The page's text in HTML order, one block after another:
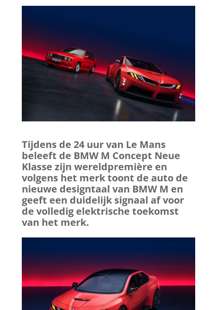
Tijdens de 24 uur van Le Mans
beleeft de BMW M Concept Neue
Klasse zijn wereldpremière en
volgens het merk toont de auto de
nieuwe designtaal van BMW M en
geeft een duidelijk signaal af voor
de volledig elektrische toekomst
van het merk.